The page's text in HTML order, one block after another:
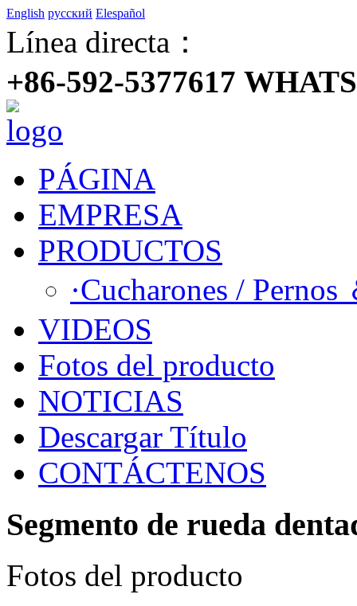
English русский Elespañol
Línea directa：
+86-592-5377617
PÁGINA
EMPRESA
PRODUCTOS
·Cucharones / Pernos
VIDEOS
Fotos del producto
NOTICIAS
Descargar Título
CONTÁCTENOS
Segmento de rueda
Fotos del producto